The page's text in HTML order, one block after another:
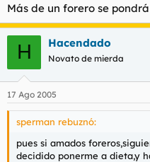
Más de un forero se
H Hacendado
Novato de mierda
17 Ago 2005
sperman rebuznó:
pues si amados
decidido ponerme a dieta,y